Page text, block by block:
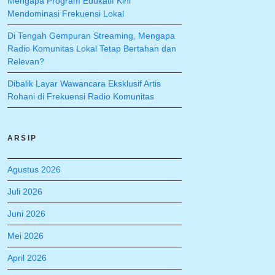
Mendominasi Frekuensi Lokal
Di Tengah Gempuran Streaming, Mengapa
Radio Komunitas Lokal Tetap Bertahan dan
Relevan?
Dibalik Layar Wawancara Eksklusif Artis
Rohani di Frekuensi Radio Komunitas
ARSIP
Agustus 2026
Juli 2026
Juni 2026
Mei 2026
April 2026